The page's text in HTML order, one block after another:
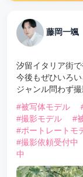
藤岡一颯
汐留イタリア街
今後もぜひいろ
ジャンル問わず
#被写体モデル
#撮影モデル
#
#ポートレートモ
#撮影依頼受付中
中